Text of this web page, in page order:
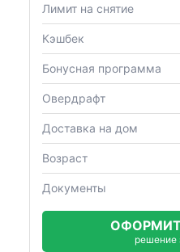
Лимит на снятие
Кэшбек
Бонусная программа
Овердрафт
Доставка на дом
Возраст
Документы
решение